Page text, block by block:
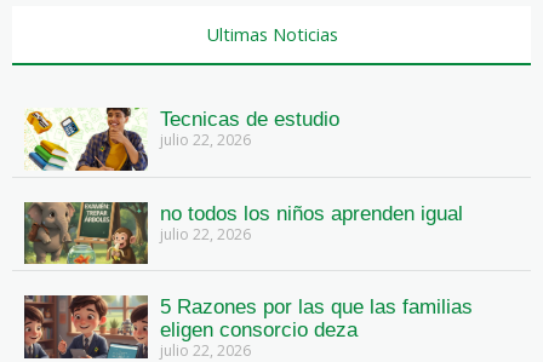
Ultimas Noticias
Tecnicas de estudio
julio 22, 2026
no todos los niños aprenden igual
julio 22, 2026
5 Razones por las que las familias
eligen consorcio deza
julio 22, 2026